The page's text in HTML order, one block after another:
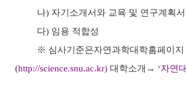
나) 자기소개서와 교육 및 연구계획서
다) 임용 적합성
※ 심사기준은자연과학대학홈페이지
(http://science.snu.ac.kr) 대학소개 → ‘자연